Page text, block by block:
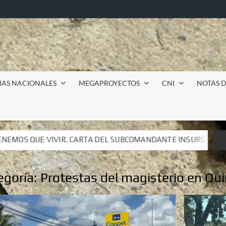
NACIONALES MEGAPROYECTOS CNI NOTAS
INSURGENTE MOISÉS A LUIS DE TAVIRA
INSURGENTE MOISÉS A LUIS DE TAVIRA
Protestas del magisterio en